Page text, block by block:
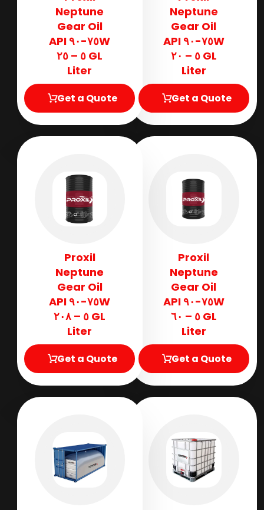
Neptune
Gear Oil
٧٥W-٩٠ API
GL ٥ – ٢٠
Liter
Get a Quote
Neptune
Gear Oil
٧٥W-٩٠ API
GL ٥ – ٢٥
Liter
Get a Quote
Proxil
Neptune
Gear Oil
٧٥W-٩٠ API
GL ٥ – ٦٠
Liter
Get a Quote
Proxil
Neptune
Gear Oil
٧٥W-٩٠ API
GL ٥ – ٢٠٨
Liter
Get a Quote